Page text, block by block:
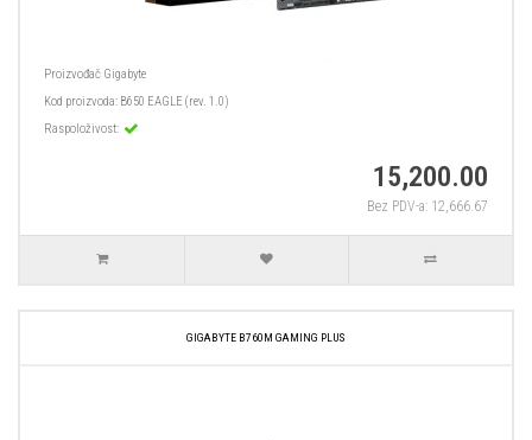
Proizvođač Gigabyte
Kod proizvoda: B650 EAGLE (rev. 1.0)
Raspoloživost:
15,200.00
Bez PDV-a: 12,666.67
GIGABYTE B760M GAMING PLUS